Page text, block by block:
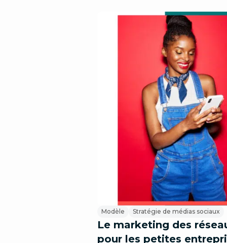
Modèle Stratégie de médias sociaux
Le marketing des
pour les petites